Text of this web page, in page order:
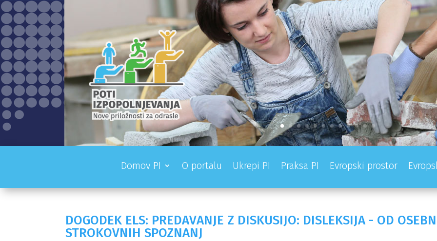
Domov PI O portalu Ukrepi PI Praksa PI Evropski prostor
DOGODEK ELS: PREDAVANJE Z DISKUSIJO: DISLEKSIJA - OD
STROKOVNIH SPOZNANJ